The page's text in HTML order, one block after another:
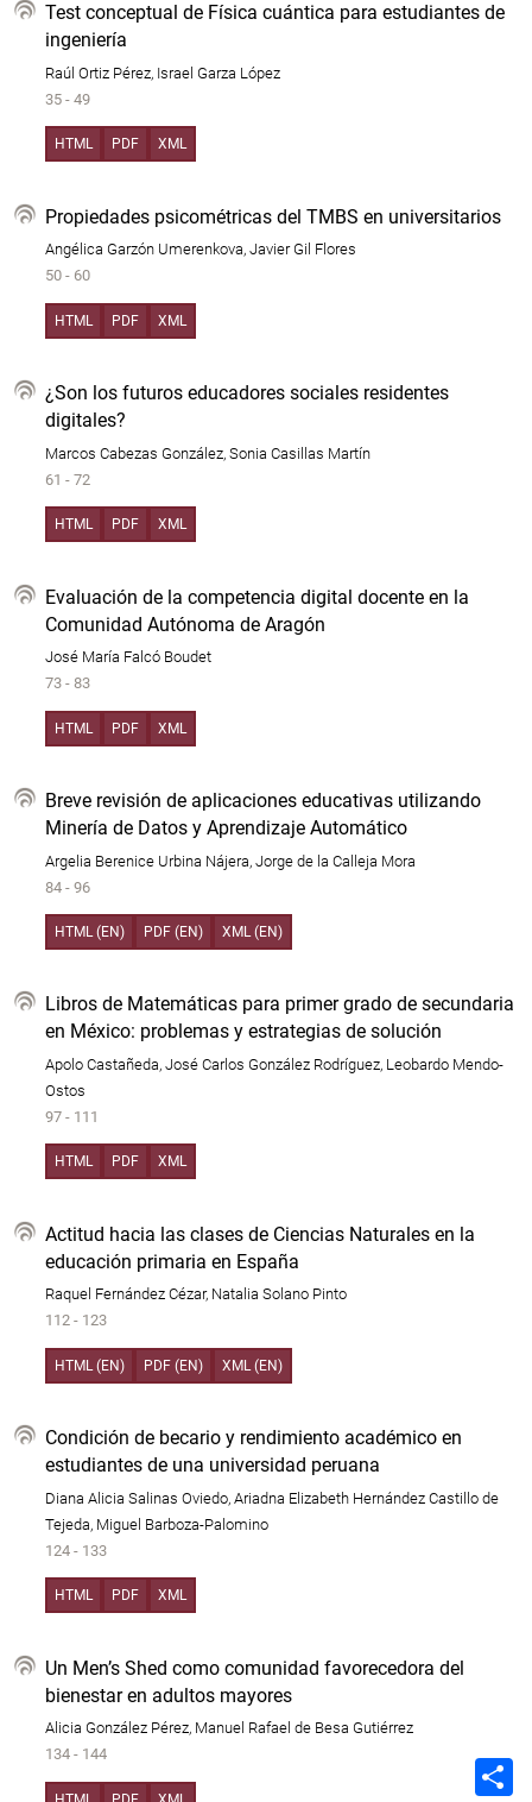
Test conceptual de Física cuántica para estudiantes de
ingeniería
Raúl Ortiz Pérez, Israel Garza López
35 - 49
HTML PDF XML
Propiedades psicométricas del TMBS en universitarios
Angélica Garzón Umerenkova, Javier Gil Flores
50 - 60
HTML PDF XML
¿Son los futuros educadores sociales residentes
digitales?
Marcos Cabezas González, Sonia Casillas Martín
61 - 72
HTML PDF XML
Evaluación de la competencia digital docente en la
Comunidad Autónoma de Aragón
José María Falcó Boudet
73 - 83
HTML PDF XML
Breve revisión de aplicaciones educativas utilizando
Minería de Datos y Aprendizaje Automático
Argelia Berenice Urbina Nájera, Jorge de la Calleja Mora
84 - 96
HTML (EN) PDF (EN) XML (EN)
Libros de Matemáticas para primer grado de secundaria
en México: problemas y estrategias de solución
Apolo Castañeda, José Carlos González Rodríguez, Leobardo Mendo-
Ostos
97 - 111
HTML PDF XML
Actitud hacia las clases de Ciencias Naturales en la
educación primaria en España
Raquel Fernández Cézar, Natalia Solano Pinto
112 - 123
HTML (EN) PDF (EN) XML (EN)
Condición de becario y rendimiento académico en
estudiantes de una universidad peruana
Diana Alicia Salinas Oviedo, Ariadna Elizabeth Hernández Castillo de
Tejeda, Miguel Barboza-Palomino
124 - 133
HTML PDF XML
Un Men’s Shed como comunidad favorecedora del
bienestar en adultos mayores
Alicia González Pérez, Manuel Rafael de Besa Gutiérrez
134 - 144